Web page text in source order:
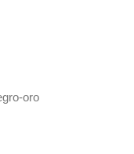
oro